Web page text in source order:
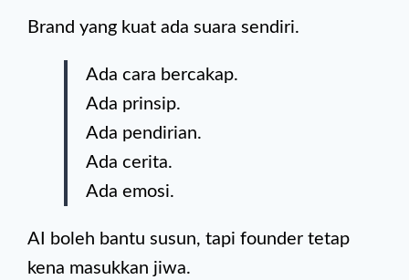
Brand yang kuat ada suara sendiri.
Ada cara bercakap.
Ada prinsip.
Ada pendirian.
Ada cerita.
Ada emosi.
AI boleh bantu susun, tapi founder tetap
kena masukkan jiwa.